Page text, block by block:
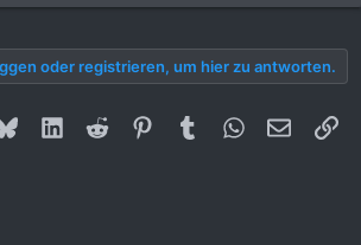
oder registrieren, um hier zu antworten.
BlueskyLinkedInReddit PinterestTumblrWhatsApp
E-Mail